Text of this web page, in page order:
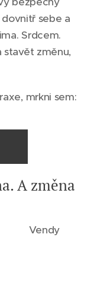
sebe a
Srdcem.
stavět změnu,
mrkni sem:
A změna